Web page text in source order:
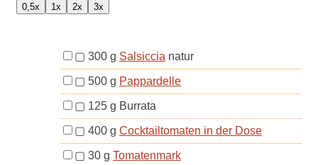
0,5x 1x 2x 3x
▢ 300 g Salsiccia natur
▢ 500 g Pappardelle
▢ 125 g Burrata
▢ 400 g Cocktailtomaten in der Dose
▢ 30 g Tomatenmark